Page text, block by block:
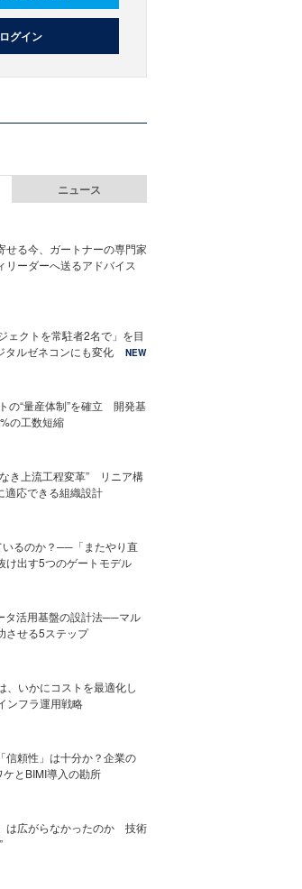
ログイン
ニュース
せる今、ガートナーの専門家
リーダーへ送るアドバイス
ェクトを常駐者2名で」を目
タルゼネコンにも変化
NEW
の“量産体制”を確立 開発基
の工数短縮
き上流工程変革” リニア構
適応できる組織設計
いるのか？──「またやり直
け出す5つのゲートモデル
タ活用基盤の設計法──マル
させる5ステップ
、いかにコストを最適化し
ンフラ運用戦略
信頼性」は十分か？企業の
とBIMI導入の勘所
は広がらなかったのか 技術